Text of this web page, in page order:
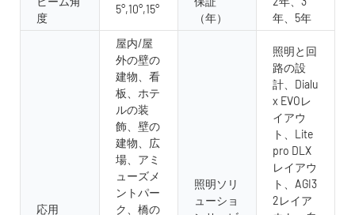
度
5°,10°,15°
（年）
年、5年
応用
屋内/屋
外の壁の
建物、看
板、ホテ
ルの装
飾、壁の
建物、広
場、アミ
ューズメ
ントパー
ク、橋の
照明ソリ
ューショ
照明と回
路の設
計、Dialu
x EVOレ
イアウ
ト、Lite
pro DLX
レイアウ
ト、AGI3
2レイア